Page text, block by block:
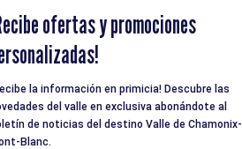
ofertas y promociones
la información en primicia! Descubre las
del valle en exclusiva abonándote al
de noticias del destino Valle de Chamonix-
Blanc.